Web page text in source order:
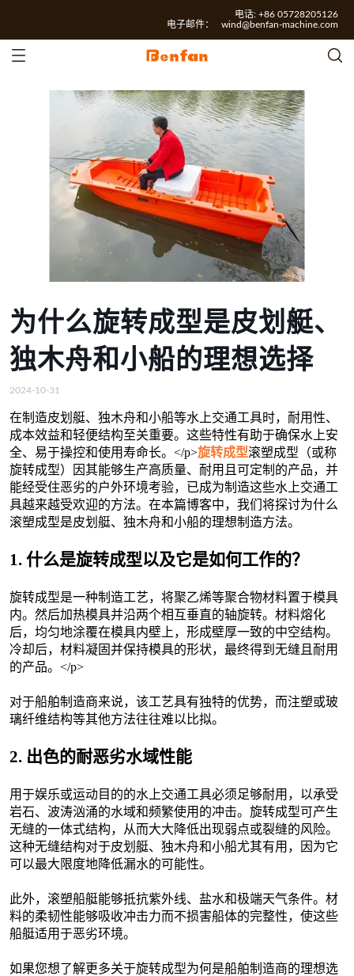
电话: +86 05728205126
电子邮件： wind@benfan-machine.com
为什么旋转成型是皮划艇、
独木舟和小船的理想选择
2024-10-31
在制造皮划艇、独木舟和小船等水上交通工具时，耐用性、
成本效益和轻便结构至关重要。这些特性有助于确保水上安
全、易于操控和使用寿命长。</p>旋转成型滚塑成型（或称
旋转成型）因其能够生产高质量、耐用且可定制的产品，并
能经受住恶劣的户外环境考验，已成为制造这些水上交通工
具越来越受欢迎的方法。在本篇博客中，我们将探讨为什么
滚塑成型是皮划艇、独木舟和小船的理想制造方法。
1. 什么是旋转成型以及它是如何工作的？
旋转成型是一种制造工艺，将聚乙烯等聚合物材料置于模具
内。然后加热模具并沿两个相互垂直的轴旋转。材料熔化
后，均匀地涂覆在模具内壁上，形成壁厚一致的中空结构。
冷却后，材料凝固并保持模具的形状，最终得到无缝且耐用
的产品。</p>
对于船舶制造商来说，该工艺具有独特的优势，而注塑或玻
璃纤维结构等其他方法往往难以比拟。
2. 出色的耐恶劣水域性能
用于娱乐或运动目的的水上交通工具必须足够耐用，以承受
岩石、波涛汹涌的水域和频繁使用的冲击。旋转成型可产生
无缝的一体式结构，从而大大降低出现弱点或裂缝的风险。
这种无缝结构对于皮划艇、独木舟和小船尤其有用，因为它
可以最大限度地降低漏水的可能性。
此外，滚塑船艇能够抵抗紫外线、盐水和极端天气条件。材
料的柔韧性能够吸收冲击力而不损害船体的完整性，使这些
船艇适用于恶劣环境。
如果您想了解更多关于旋转成型为何是船舶制造商的理想选